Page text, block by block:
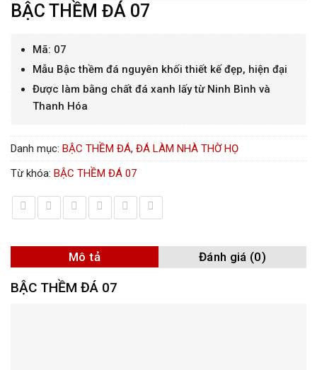
BẬC THỀM ĐÁ 07
Mã: 07
Mẫu Bậc thềm đá nguyên khối thiết kế đẹp, hiện đại
Được làm bằng chất đá xanh lấy từ Ninh Bình và
Thanh Hóa
Danh mục: BẬC THỀM ĐÁ, ĐÁ LÀM NHÀ THỜ HỌ
Từ khóa: BẬC THỀM ĐÁ 07
Mô tả Đánh giá (0)
BẬC THỀM ĐÁ 07